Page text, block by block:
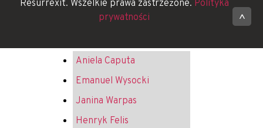
Resurrexit. Wszelkie prawa zastrzeżone. Polityka
prywatności
^
Aniela Caputa
Emanuel Wysocki
Janina Warpas
Henryk Felis